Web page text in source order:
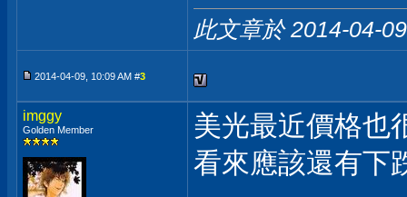
此文章於 2014-04-
2014-04-09, 10:09 AM #3
imggy
Golden Member
美光最近價格也
看來應該還有下